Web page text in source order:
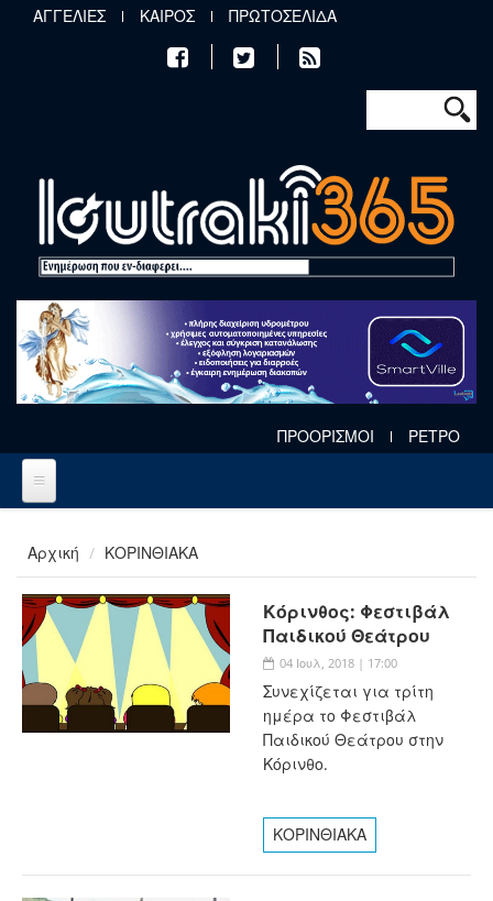
Παράκαμψη προς το κυρίως περιεχόμενο
ΑΓΓΕΛΙΕΣ ΚΑΙΡΟΣ ΠΡΩΤΟΣΕΛΙΔΑ
Φόρμα
Αναζήτηση
ΠΡΟΟΡΙΣΜΟΙ ΡΕΤΡΟ
Αρχική ΚΟΡΙΝΘΙΑΚΑ
Κόρινθος: Φεστιβάλ
Παιδικού Θεάτρου
04 Ιουλ, 2018 | 17:00
Συνεχίζεται για τρίτη
ημέρα το Φεστιβάλ
Παιδικού Θεάτρου στην
Κόρινθο.
ΚΟΡΙΝΘΙΑΚΑ